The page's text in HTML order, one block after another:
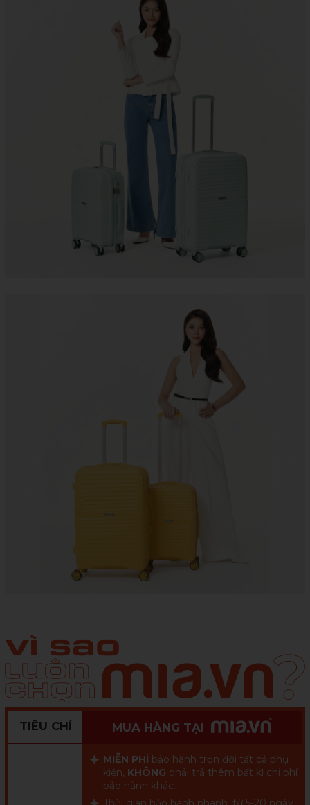
TIÊU CHÍ MUA HÀNG TẠI
MIỄN PHÍ bảo hành trọn đời tất cả phụ
kiện, KHÔNG phải trả thêm bất kì chi phí
bảo hành khác.